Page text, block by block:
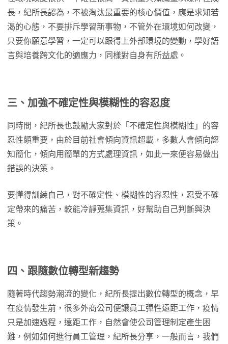
長，紀所長認為，不被淘汰最重要的核心價值，應是求知若
渴的心態，不要排斥學習新事物，不管外在環境如何改變，
只要你願意學習，一定可以跟得上外部環境的變動，學好語
言與培養跨文化的適應力，同樣對自身有所益處。
三、加強不確定性與模糊性的容忍度
同時間，紀所長也鼓勵大家對於「不確定性與模糊性」的容
忍性頗重要，由於目前社會傾向資訊超載，多數人會傾向認
知簡化，傾向用簡單的方式處理資訊，如此一來便容易做出
錯誤的決策。
要懂得訓練自己，對不確定性、模糊性的容忍性，忍受不確
定帶來的痛苦，較能冷靜蒐集資訊，好幫助自己判斷與決
策。
四、跟隨數位轉型新趨勢
隨著時代趨勢潮流的變化，紀所長提出數位轉型的概念，早
在疫情發生前，很多外商公司便讓員工彈性遠距工作，疫情
只是加速過程，遠距工作，自然會使公司管理制定產生困
難，例如如何進行員工管理，紀所長分享，一般而言，我們